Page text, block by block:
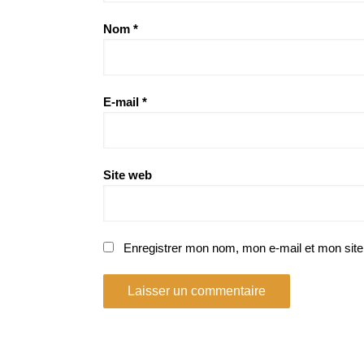
Nom *
E-mail *
Site web
Enregistrer mon nom, mon e-mail et mon